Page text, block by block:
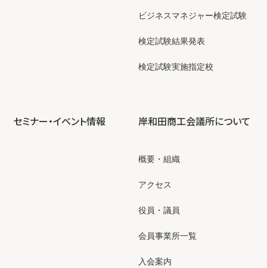
ビジネスマネジャー検定試験
検定試験結果発表
検定試験実施指定校
セミナー・イベント情報 岸和田商工会議所について
概要・組織
アクセス
役員・議員
会員事業所一覧
入会案内